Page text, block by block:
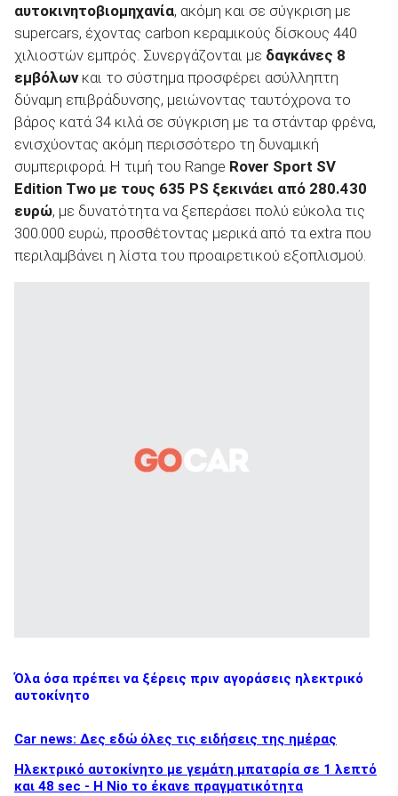
αυτοκινητοβιομηχανία, ακόμη και σε σύγκριση με
supercars, έχοντας carbon κεραμικούς δίσκους 440
χιλιοστών εμπρός. Συνεργάζονται με δαγκάνες 8
εμβόλωνκαι το σύστημα προσφέρει ασύλληπτη
δύναμη επιβράδυνσης, μειώνοντας ταυτόχρονα το
βάρος κατά 34 κιλά σε σύγκριση με τα στάνταρ φρένα,
ενισχύοντας ακόμη περισσότερο τη δυναμική
συμπεριφορά. Η τιμή του Range Rover Sport SV
Edition Two με τους 635 PS ξεκινάει από 280.430
ευρώ, με δυνατότητα να ξεπεράσει πολύ εύκολα τις
300.000 ευρώ, προσθέτοντας μερικά από τα extra που
περιλαμβάνει η λίστα του προαιρετικού εξοπλισμού.
Όλα όσα πρέπει να ξέρεις πριν αγοράσεις ηλεκτρικό
αυτοκίνητο
Car news: Δες εδώ όλες τις ειδήσεις της ημέρας
Ηλεκτρικό αυτοκίνητο με γεμάτη μπαταρία σε 1 λεπτό
και 48 sec - Η Nio το έκανε πραγματικότητα